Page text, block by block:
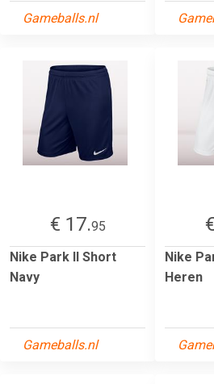
Gameballs.nl
€ 17.95
Nike Park II Short
Navy
Gameballs.nl
Nike
Heren